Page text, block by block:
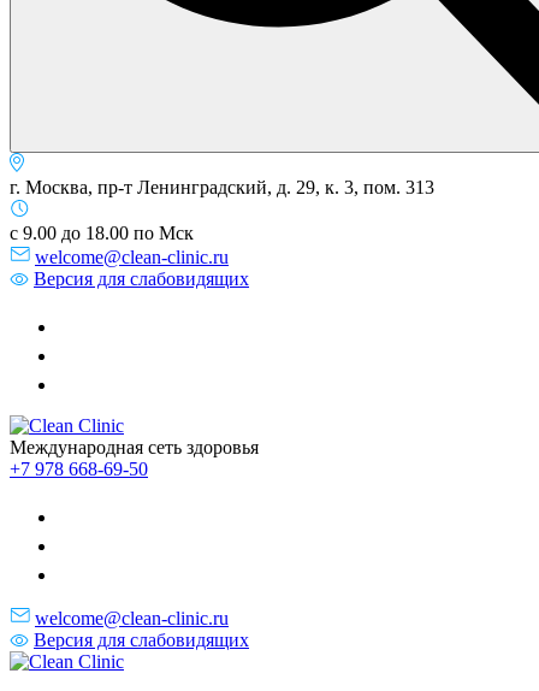
г. Москва, пр-т Ленинградский, д. 29, к. 3, пом. 313
с 9.00 до 18.00 по Мск
welcome@clean-clinic.ru
Версия для слабовидящих
Международная сеть здоровья
+7 978 668-69-50
welcome@clean-clinic.ru
Версия для слабовидящих